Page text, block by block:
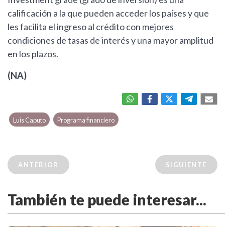
calificación a la que pueden acceder los países y que
les facilita el ingreso al crédito con mejores
condiciones de tasas de interés y una mayor amplitud
en los plazos.
(NA)
Luis Caputo Programa financiero
ANTERIOR SIGUIENTE
También te puede interesar...